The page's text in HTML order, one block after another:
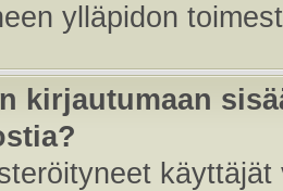
ylläpidon
kirjautumaan